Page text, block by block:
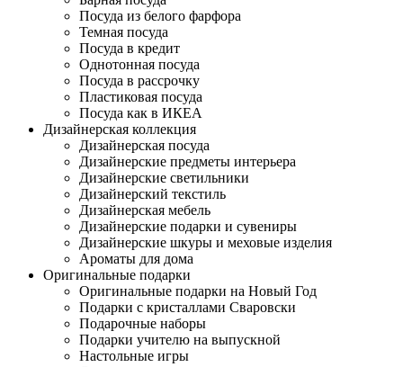
Посуда из белого фарфора
Темная посуда
Посуда в кредит
Однотонная посуда
Посуда в рассрочку
Пластиковая посуда
Посуда как в ИКЕА
Дизайнерская коллекция
Дизайнерская посуда
Дизайнерские предметы интерьера
Дизайнерские светильники
Дизайнерский текстиль
Дизайнерская мебель
Дизайнерские подарки и сувениры
Дизайнерские шкуры и меховые изделия
Ароматы для дома
Оригинальные подарки
Оригинальные подарки на Новый Год
Подарки с кристаллами Сваровски
Подарочные наборы
Подарки учителю на выпускной
Настольные игры